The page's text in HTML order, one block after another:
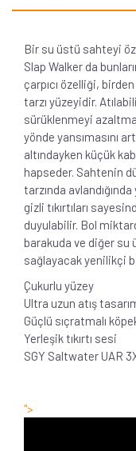
Bir su üstü sahteyi
Slap Walker da
çarpıcı özelliği,
tarzı yüzeyidir.
sürüklenmeyi
yönde yansımasını
altındayken küçük
hapseder. Sahtenin
tarzında
gizli tıkırtıları
duyulabilir. Bol
barakuda ve diğer su
sağlayacak yenilikçi
Çukurlu yüzey
Ultra uzun atış
Güçlü sıçratmalı
Yerleşik tıkırtı sesi
SGY Saltwater UAR
">